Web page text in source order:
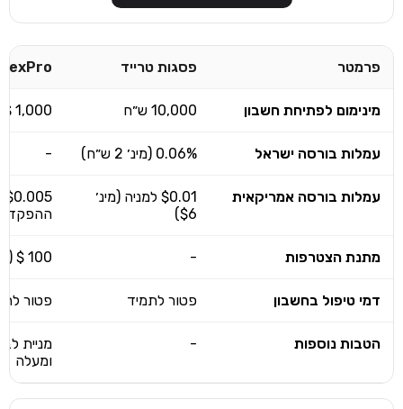
פרמטר פסגות טרייד
מינימום לפתיחת חשבון 10,000 ש״ח 1,000 $
עמלות בורסה ישראל 0.06% (מינ׳ 2 ש״ח) -
עמלות בורסה אמריקאית
$0.01 למניה (מינ׳
$6)
מתנת הצטרפות - 100 $ (תלוי בסכום ההפקדה)
דמי טיפול בחשבון פטור לתמיד פטור
הטבות נוספות
-
ומעלה